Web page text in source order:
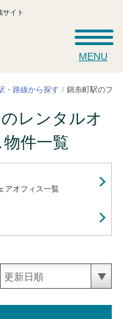
サイト
MENU
・路線から探す 錦糸町駅のフ
レンタルオ
物件一覧
アオフィス一覧